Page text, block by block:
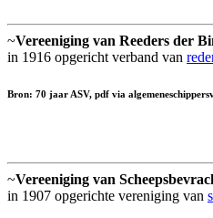
~Vereeniging van Reeders der
in 1916 opgericht verband van
Bron: 70 jaar ASV, pdf via
~Vereeniging van
in 1907 opgerichte vereniging van